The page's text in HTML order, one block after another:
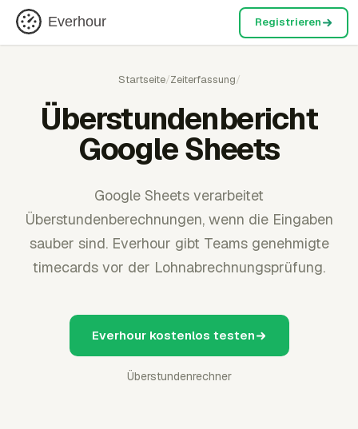
Everhour Registrieren
Startseite/Zeiterfassung/
Überstundenbericht
Google Sheets
Google Sheets verarbeitet
Überstundenberechnungen, wenn die Eingaben
sauber sind. Everhour gibt Teams genehmigte
timecards vor der Lohnabrechnungsprüfung.
Everhour kostenlos testen
Überstundenrechner